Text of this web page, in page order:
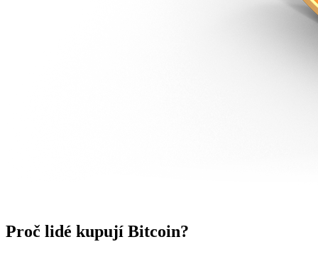
Proč lidé kupují Bitcoin?